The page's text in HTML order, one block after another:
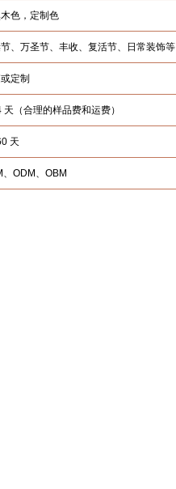
色，定制色
、万圣节、丰收、复活节、日常装饰等
定制
天（合理的样品费和运费）
天
、ODM、OBM